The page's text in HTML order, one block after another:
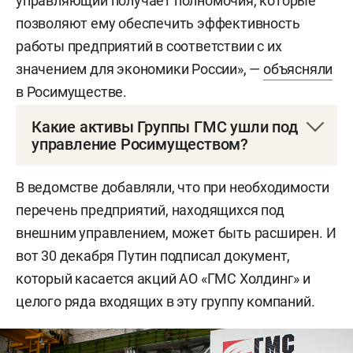
позволяют ему обеспечить эффективность
работы предприятий в соответствии с их
значением для экономики России», — объясняли
в Росимуществе.
Какие активы Группы ГМС ушли под
управление Росимуществом?
акции АО «ГМС Холдинг» (принадлежащие
H.M.S. Technologies Limited, Кипр), АО «Группа
ГМС» (принадлежащие «ГМС Холдингу» и АО
«Гидромашсервис»), АО «Гидромашсервис»
(Группа ГМС), АО «Нижневартовскремсервис»
(«ГМС Нефтемаш»), АО «Ливенский завод
погружных насосов» (АО «ГМС Ливгидромаш» и
В ведомстве добавляли, что при необходимости
перечень предприятий, находящихся под
внешним управлением, может быть расширен. И
вот 30 декабря Путин подписал документ,
который касается акций АО «ГМС Холдинг» и
целого ряда входящих в эту группу компаний.